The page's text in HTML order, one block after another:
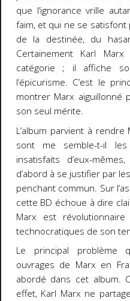
que l’ignorance vrille
faim, et qui ne se satisfont
de la destinée, du
Certainement Karl
catégorie ; il affiche
l’épicurisme. C’est le
montrer Marx
son seul mérite.
L’album parvient à
sont me semble-t-il
insatisfaits d’eux-
d’abord à se justifier par
penchant commun. Sur
cette BD échoue à dire
Marx est
technocratiques de son
Le principal problème
ouvrages de Marx en
abordé dans cet album.
effet, Karl Marx ne